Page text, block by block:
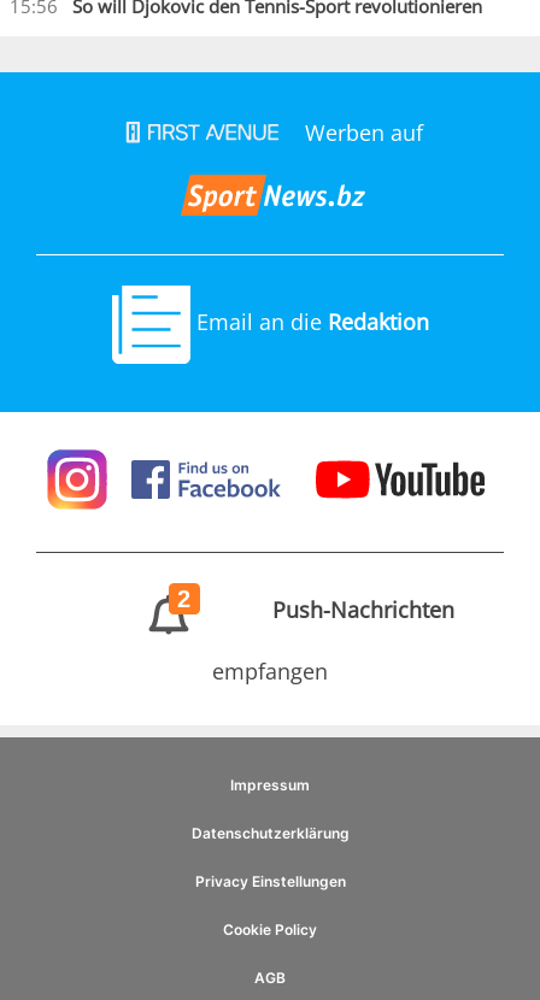
15:56 So will Djokovic den Tennis-Sport revolutionieren
Werben auf
Email an die Redaktion
2 Push-Nachrichten
empfangen
Impressum
Datenschutzerklärung
Privacy Einstellungen
Cookie Policy
AGB